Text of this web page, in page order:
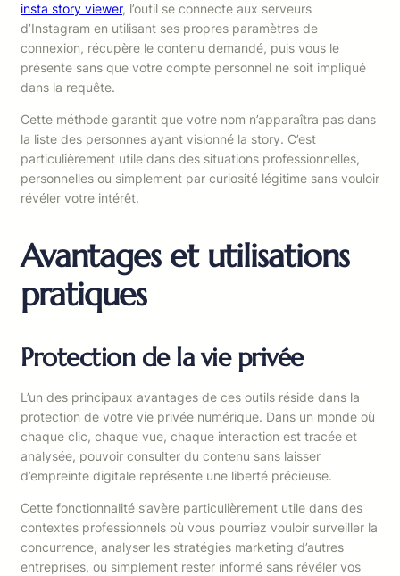
insta story viewer, l’outil se connecte aux serveurs
d’Instagram en utilisant ses propres paramètres de
connexion, récupère le contenu demandé, puis vous le
présente sans que votre compte personnel ne soit impliqué
dans la requête.
Cette méthode garantit que votre nom n’apparaîtra pas dans
la liste des personnes ayant visionné la story. C’est
particulièrement utile dans des situations professionnelles,
personnelles ou simplement par curiosité légitime sans vouloir
révéler votre intérêt.
Avantages et utilisations
pratiques
Protection de la vie privée
L’un des principaux avantages de ces outils réside dans la
protection de votre vie privée numérique. Dans un monde où
chaque clic, chaque vue, chaque interaction est tracée et
analysée, pouvoir consulter du contenu sans laisser
d’empreinte digitale représente une liberté précieuse.
Cette fonctionnalité s’avère particulièrement utile dans des
contextes professionnels où vous pourriez vouloir surveiller la
concurrence, analyser les stratégies marketing d’autres
entreprises, ou simplement rester informé sans révéler vos